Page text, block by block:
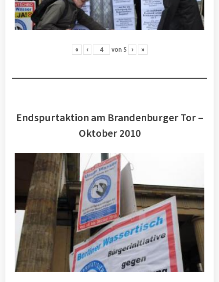
« ‹ von 5 › »
Endspurtaktion am Brandenburger Tor –
Oktober 2010